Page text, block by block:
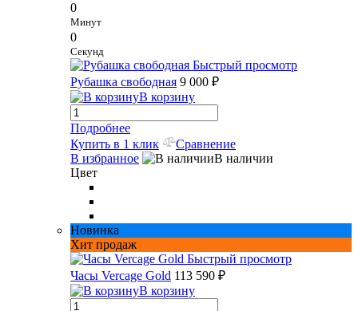
0
Минут
0
Секунд
Быстрый просмотр
Рубашка свободная 9 000 ₽
В корзину
Подробнее
Купить в 1 клик
Сравнение
В избранное
В наличии
Цвет
Новинка
Хит продаж
Быстрый просмотр
Часы Vercage Gold 113 590 ₽
В корзину